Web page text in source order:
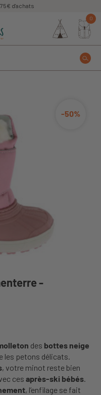
d'achats
0
-50%
-
des bottes neige
les petons délicats.
, votre minot reste bien
ces après-ski bébés.
, l’enfilage se fait